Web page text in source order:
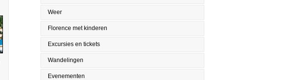
Weer
Florence met kinderen
Excursies en tickets
Wandelingen
Evenementen